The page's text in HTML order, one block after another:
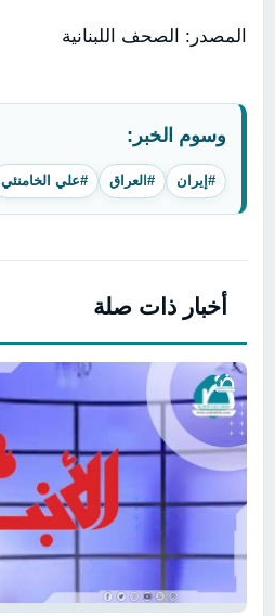
المصدر: الصحف اللبنانية
وسوم الخبر:
#إيران #العراق #علي الخامنئي
أخبار ذات صلة